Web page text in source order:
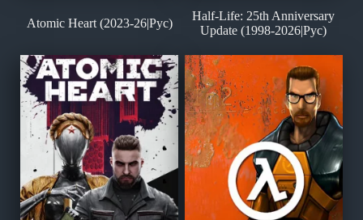
Atomic Heart (2023-26|Рус)
Half-Life: 25th Anniversary
Update (1998-2026|Рус)